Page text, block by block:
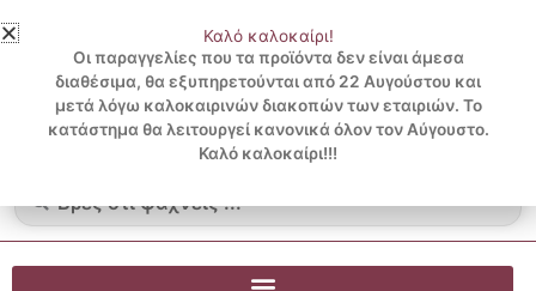
στο
περιεχόμενο
3 ΔΟΣΕΙΣ ΧΩΡΙΣ ΠΙΣΤΩΤΙΚΗ ΜΕ KLARNA
...
Λογαριασμός
Blog
0.00€
0
Cart
Καλό καλοκαίρι!
Οι παραγγελίες που τα προϊόντα δεν είναι άμεσα
διαθέσιμα, θα εξυπηρετούνται από 22 Αυγούστου και
μετά λόγω καλοκαιρινών διακοπών των εταιριών. Το
κατάστημα θα λειτουργεί κανονικά όλον τον Αύγουστο.
Καλό καλοκαίρι!!!